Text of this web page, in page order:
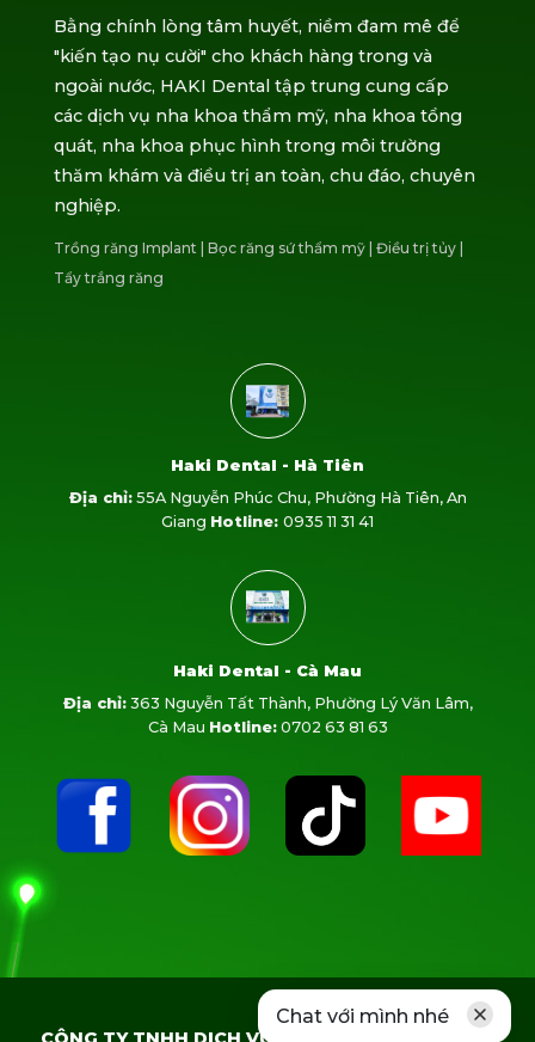
Bằng chính lòng tâm huyết, niềm đam mê để
"kiến tạo nụ cười" cho khách hàng trong và
ngoài nước, HAKI Dental tập trung cung cấp
các dịch vụ nha khoa thẩm mỹ, nha khoa tổng
quát, nha khoa phục hình trong môi trường
thăm khám và điều trị an toàn, chu đáo, chuyên
nghiệp.
Trồng răng Implant Bọc răng sứ thẩm mỹ Điều trị tủy
Tẩy trắng răng
Haki Dental - Hà Tiên
Địa chỉ:55A Nguyễn Phúc Chu, Phường Hà Tiên, An
Giang Hotline: 0935 11 31 41
Haki Dental - Cà Mau
Địa chỉ:363 Nguyễn Tất Thành, Phường Lý Văn Lâm,
Cà Mau Hotline:0702 63 81 63
Chat với mình nhé